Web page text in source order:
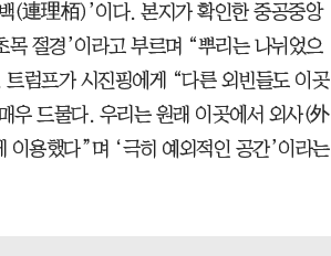
(連理栢)’이다. 본지가 확인한 중공중앙
절경’이라고 부르며 “뿌리는 나뉘었으
럼프가 시진핑에게 “다른 외빈들도 이곳
우 드물다. 우리는 원래 이곳에서 외사(外
용했다”며 ‘극히 예외적인 공간’이라는